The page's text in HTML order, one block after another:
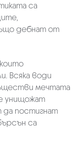
са
дебнат от
Всяка води
мечтата
унищожат
да постигнат
са